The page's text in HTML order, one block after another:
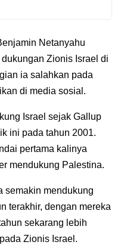
Netanyahu
Zionis Israel di
ia salahkan pada
di media sosial.
Israel sejak Gallup
ini pada tahun 2001.
pertama kalinya
mendukung Palestina.
semakin mendukung
terakhir, dengan mereka
sekarang lebih
Zionis Israel.